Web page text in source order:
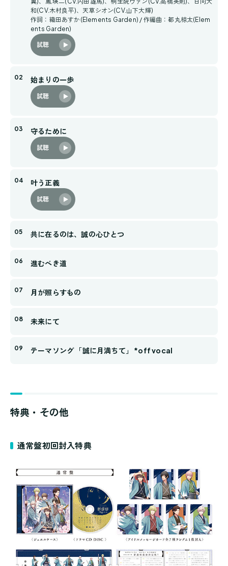
和(CV.木村良平)、天草シオン(CV.山下大輝)
作詞：織田あすか(Elements Garden) / 作編曲：都丸椋太(Elem
ents Garden)
試聴
始まりの一歩
試聴
守るために
試聴
叶う正義
試聴
共に在るのは、誠の心ひとつ
進むべき道
月が照らすもの
未来にて
テーマソング 「誠に月満ちて」 *off vocal
特典・その他
通常盤初回封入特典